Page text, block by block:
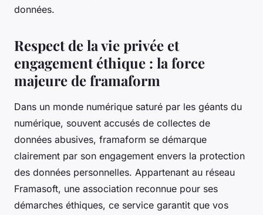
données.
Respect de la vie privée et
engagement éthique : la force
majeure de framaform
Dans un monde numérique saturé par les géants du
numérique, souvent accusés de collectes de
données abusives, framaform se démarque
clairement par son engagement envers la protection
des données personnelles. Appartenant au réseau
Framasoft, une association reconnue pour ses
démarches éthiques, ce service garantit que vos